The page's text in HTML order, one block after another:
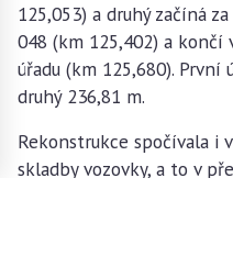
125,053) a druhý začíná
048 (km 125,402) a
úřadu (km 125,680). První
druhý 236,81 m.
Rekonstrukce spočívala i
skladby vozovky, a to v